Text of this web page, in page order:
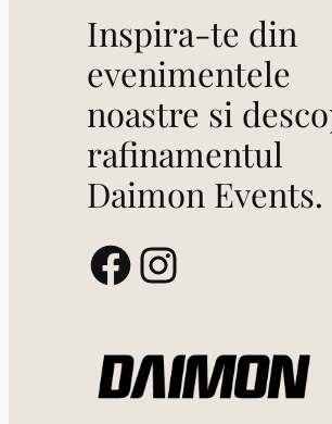
Inspira-te din
evenimentele
noastre si
rafinamentul
Daimon Events.
Facebook
Instagram